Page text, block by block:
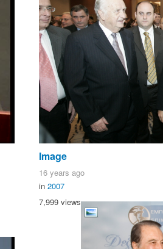
Image
16 years ago
in 2007
7,999 views